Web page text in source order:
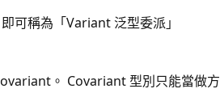
可稱為「Variant 泛型委派」
。 Covariant 型別只能當做方